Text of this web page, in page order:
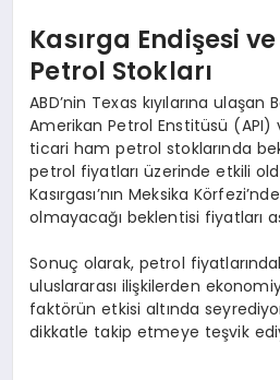
Kasırga Endişesi
Petrol Stokları
ABD’nin Texas kıyılarına ulaşan
Amerikan Petrol Enstitüsü (API)
ticari ham petrol stoklarında
petrol fiyatları üzerinde etkili
Kasırgası’nın Meksika
olmayacağı beklentisi fiyatları
Sonuç olarak, petrol
uluslararası ilişkilerden
faktörün etkisi altında seyrediyor
dikkatle takip etmeye teşvik